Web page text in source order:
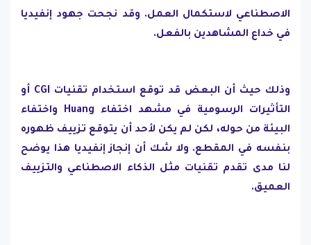
الاصطناعي لاستكمال العمل. وقد نجحت جهود إنفيديا
في خداع المشاهدين بالفعل.
وذلك حيث أن البعض قد توقع استخدام تقنيات CGI أو
التأثيرات الرسومية في مشهد اختفاء Huang واختفاء
البيئة من حوله، لكن لم يكن لأحد أن يتوقع تزييف ظهوره
بنفسه في المقطع. ولا شك أن إنجاز إنفيديا هذا يوضح
لنا مدى تقدم تقنيات مثل الذكاء الاصطناعي والتزييف
العميق.